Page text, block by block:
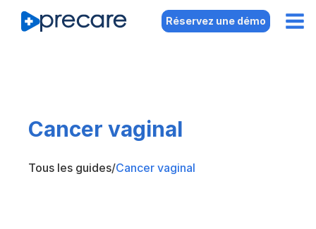
Réservez une démo
Cancer vaginal
Tous les guides/Cancer vaginal